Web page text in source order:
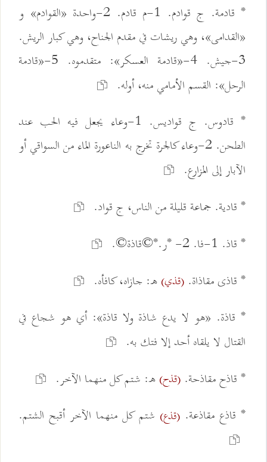
* قادمة. ج قوادم. 1-م قادم. 2-واحدة «القوادم» و
«القدامى»، وهي ريشات في مقدم الجناح، وهي كبار الريش.
3-جيش. 4-«قادمة العسكر»: متقدموه. 5-«قادمة
الرحل»: القسم الأمامي منه، أوله.
* قادوس. ج قواديس. 1-وعاء يجعل فيه الحب عند
الطحن. 2-وعاء كالجرة تخرج به الناعورة الماء من السواقي أو
الآبار إلى المزارع.
* قادية. جماعة قليلة من الناس، ج قواد.
* قاذ. 1-فا. 2- *ر.*©قاذة©.
* قاذى مقاذاة. (قذي)ه: جازاه، كافأه.
* قاذة. «هو لا يدع شاذة ولا قاذة»: أي هو شجاع في
القتال لا يلقاه أحد إلا فتك به.
* قاذح مقاذحة. (قذح)ه: شتم كل منهما الآخر.
* قاذع مقاذعة.(قذع) شتم كل منهما الآخر أقبح الشتم.